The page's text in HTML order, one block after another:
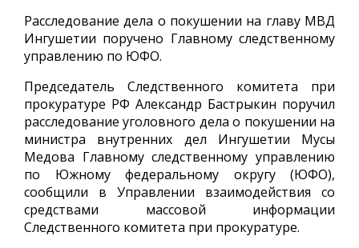
Расследование дела о покушении на главу МВД
Ингушетии поручено Главному следственному
управлению по ЮФО.
Председатель Следственного комитета при
прокуратуре РФ Александр Бастрыкин поручил
расследование уголовного дела о покушении на
министра внутренних дел Ингушетии Мусы
Медова Главному следственному управлению
по Южному федеральному округу (ЮФО),
сообщили в Управлении взаимодействия со
средствами массовой информации
Следственного комитета при прокуратуре.